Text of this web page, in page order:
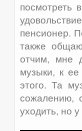
посмотреть
пенсионер.
также
отчим, мне
музыки, к
этого. Та
сожалению,
уходить, но